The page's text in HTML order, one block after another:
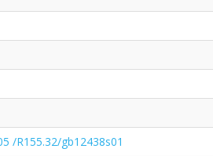
/R155.32/gb12438s01